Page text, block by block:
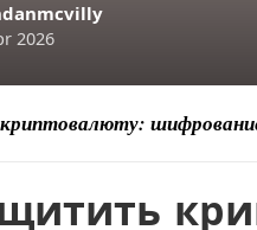
2026